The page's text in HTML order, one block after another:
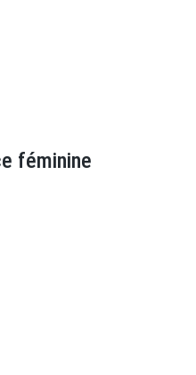
féminine